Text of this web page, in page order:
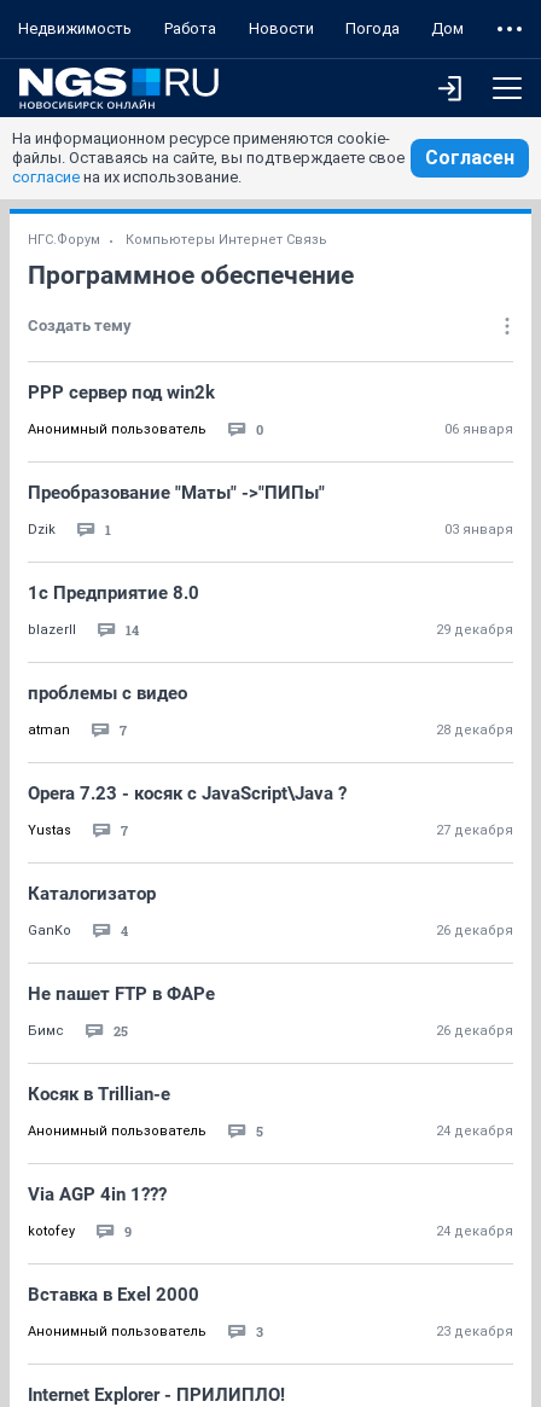
Недвижимость Работа Новости Погода Дом
На информационном ресурсе применяются cookie-
файлы. Оставаясь на сайте, вы подтверждаете свое
согласие на их использование.
Согласен
НГС.Форум Компьютеры Интернет Связь
Программное обеспечение
Создать тему
PPP сервер под win2k
Анонимный пользователь 0 06 января
Преобразование "Маты" ->"ПИПы"
Dzik 1 03 января
1c Предприятие 8.0
blazerII 14 29 декабря
проблемы с видео
atman 7 28 декабря
Opera 7.23 - косяк с JavaScript\Java ?
Yustas 7 27 декабря
Каталогизатор
GanKo 4 26 декабря
Не пашет FTP в ФАРе
Бимс 25 26 декабря
Косяк в Trillian-е
Анонимный пользователь 5 24 декабря
Via AGP 4in 1???
kotofey 9 24 декабря
Вставка в Exel 2000
Анонимный пользователь 3 23 декабря
Internet Explorer - ПРИЛИПЛО!